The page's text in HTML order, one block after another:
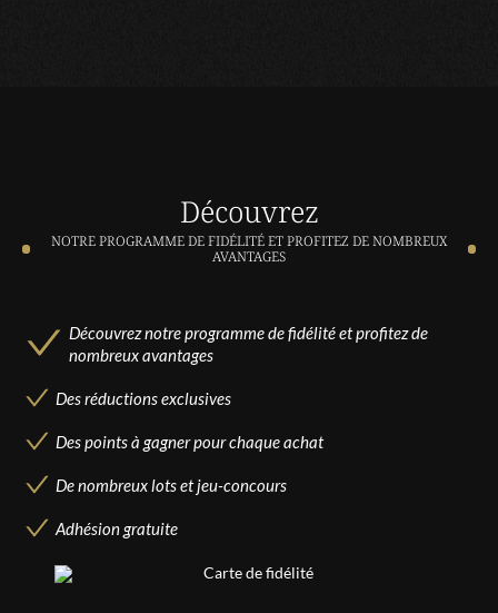
Découvrez
NOTRE PROGRAMME DE FIDÉLITÉ ET PROFITEZ DE NOMBREUX
AVANTAGES
Découvrez notre programme de fidélité et profitez de
nombreux avantages
Des réductions exclusives
Des points à gagner pour chaque achat
De nombreux lots et jeu-concours
Adhésion gratuite